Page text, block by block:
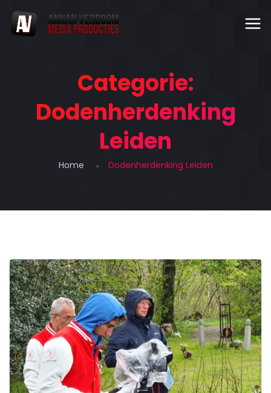
Categorie:
Dodenherdenking
Leiden
Home Dodenherdenking Leiden